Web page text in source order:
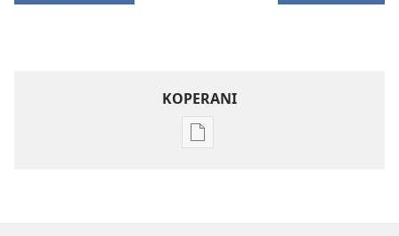
KOPERANI
Pangani